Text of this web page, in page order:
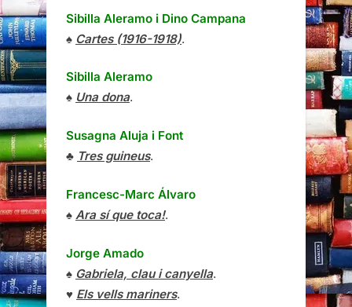
Sibilla Aleramo i Dino Campana
♠ Cartes (1916-1918).
Sibilla Aleramo
♠ Una dona.
Susagna Aluja i Font
♣ Tres guineus.
Francesc-Marc Álvaro
♠ Ara sí que toca!.
Jorge Amado
♠ Gabriela, clau i canyella.
♥ Els vells mariners.